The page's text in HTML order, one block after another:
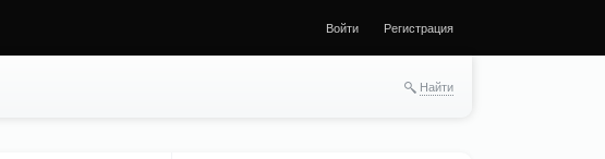
Войти Регистрация
Найти